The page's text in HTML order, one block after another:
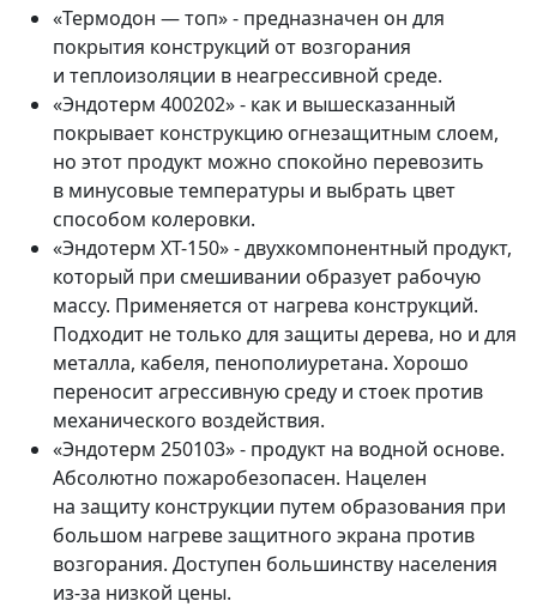
«Термодон — топ» - предназначен он для
покрытия конструкций от возгорания
и теплоизоляции в неагрессивной среде.
«Эндотерм 400202» - как и вышесказанный
покрывает конструкцию огнезащитным слоем,
но этот продукт можно спокойно перевозить
в минусовые температуры и выбрать цвет
способом колеровки.
«Эндотерм ХТ-150» - двухкомпонентный продукт,
который при смешивании образует рабочую
массу. Применяется от нагрева конструкций.
Подходит не только для защиты дерева, но и для
металла, кабеля, пенополиуретана. Хорошо
переносит агрессивную среду и стоек против
механического воздействия.
«Эндотерм 250103» - продукт на водной основе.
Абсолютно пожаробезопасен. Нацелен
на защиту конструкции путем образования при
большом нагреве защитного экрана против
возгорания. Доступен большинству населения
из-за низкой цены.